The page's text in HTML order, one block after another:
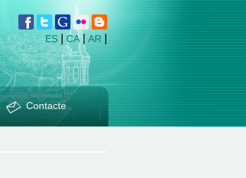
ES CA | AR
Contacte